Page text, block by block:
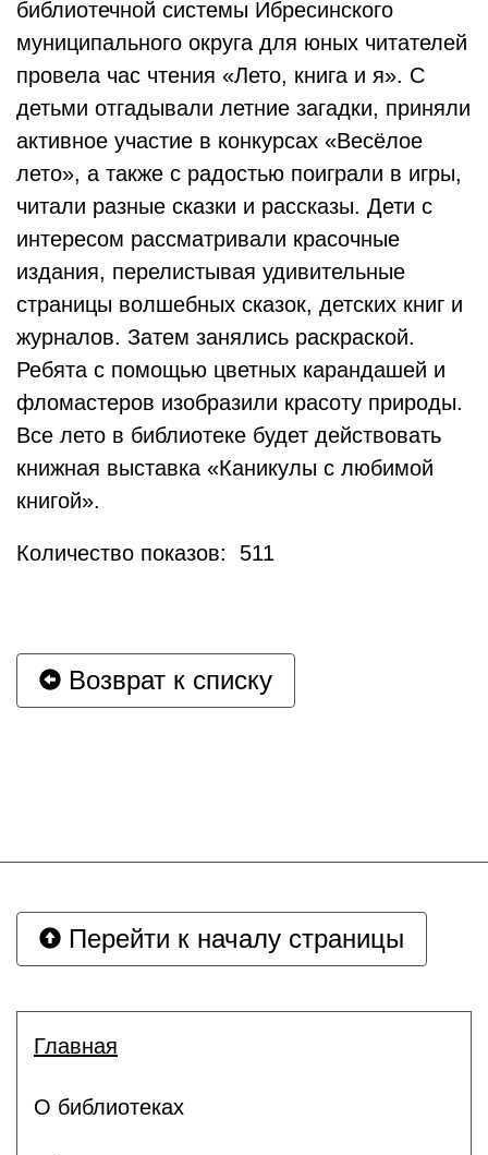
библиотечной системы Ибресинского
муниципального округа для юных читателей
провела час чтения «Лето, книга и я». С
детьми отгадывали летние загадки, приняли
активное участие в конкурсах «Весёлое
лето», а также с радостью поиграли в игры,
читали разные сказки и рассказы. Дети с
интересом рассматривали красочные
издания, перелистывая удивительные
страницы волшебных сказок, детских книг и
журналов. Затем занялись раскраской.
Ребята с помощью цветных карандашей и
фломастеров изобразили красоту природы.
Все лето в библиотеке будет действовать
книжная выставка «Каникулы с любимой
книгой».
Количество показов: 511
Возврат к списку
Перейти к началу страницы
Главная
О библиотеках